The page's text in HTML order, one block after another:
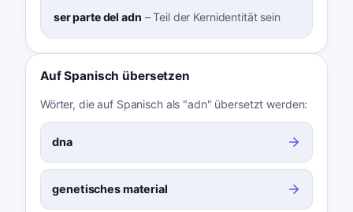
ser parte del adn –Teil der Kernidentität sein
Auf Spanisch übersetzen
Wörter, die auf Spanisch als "adn" übersetzt werden:
dna
genetisches material